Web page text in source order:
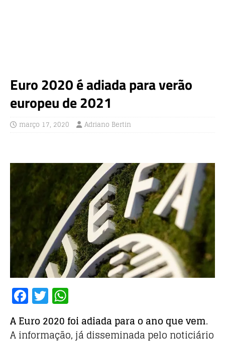
Euro 2020 é adiada para verão
europeu de 2021
março 17, 2020 Adriano Bertin
F
a
c
T
w
it
h
at
A Euro 2020 foi adiada para o ano que vem.
A informação, já disseminada pelo noticiário